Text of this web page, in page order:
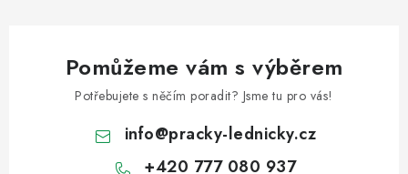
Pomůžeme vám s výběrem
Potřebujete s něčím poradit? Jsme tu pro vás!
info@pracky-lednicky.cz
+420 777 080 937